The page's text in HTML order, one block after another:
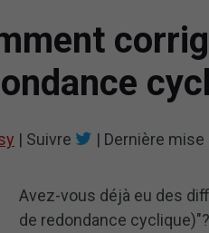
| Suivre | Dernière mise
Avez-vous déjà eu des
de redondance